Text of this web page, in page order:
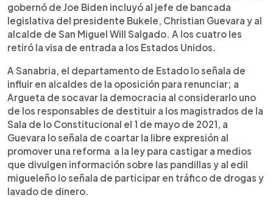
gobernó de Joe Biden incluyó al jefe de bancada
legislativa del presidente Bukele, Christian Guevara y al
alcalde de San Miguel Will Salgado. A los cuatro les
retiró la visa de entrada a los Estados Unidos.
A Sanabria, el departamento de Estado lo señala de
influir en alcaldes de la oposición para renunciar; a
Argueta de socavar la democracia al considerarlo uno
de los responsables de destituir a los magistrados de la
Sala de lo Constitucional el 1 de mayo de 2021, a
Guevara lo señala de coartar la libre expresión al
promover una reforma a la ley para castigar a medios
que divulgen información sobre las pandillas y al edil
migueleño lo señala de participar en tráfico de drogas y
lavado de dinero.